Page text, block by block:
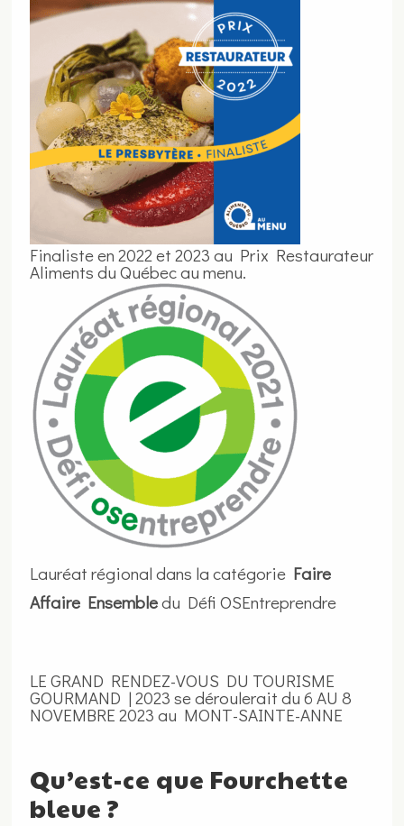
Finaliste en 2022 et 2023 au Prix Restaurateur
Aliments du Québec au menu.
Lauréat régional dans la catégorie Faire
Affaire Ensembledu Défi OSEntreprendre
LE GRAND RENDEZ-VOUS DU TOURISME
GOURMAND | 2023 se déroulerait du 6 AU 8
NOVEMBRE 2023 au MONT-SAINTE-ANNE
Qu’est-ce que Fourchette
bleue ?